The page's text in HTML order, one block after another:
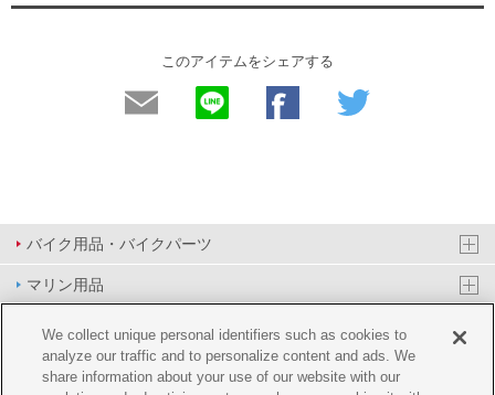
このアイテムをシェアする
バイク用品・バイクパーツ
マリン用品
PAS/YPJ用品
その他用品
We collect unique personal identifiers such as cookies to
analyze our traffic and to personalize content and ads. We
share information about your use of our website with our